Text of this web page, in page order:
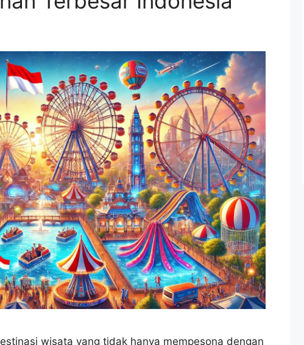
wisata yang tidak hanya mempesona dengan